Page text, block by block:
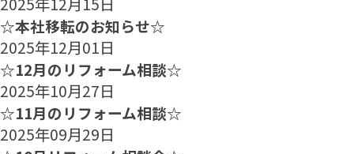
☆本社移転のお知らせ☆
2025年12月01日
☆12月のリフォーム相談☆
2025年10月27日
☆11月のリフォーム相談☆
2025年09月29日